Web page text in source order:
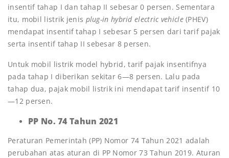
insentif tahap I dan tahap II sebesar 0 persen. Sementara
itu, mobil listrik jenis plug-in hybrid electric vehicle(PHEV)
mendapat insentif tahap I sebesar 5 persen dari tarif pajak
serta insentif tahap II sebesar 8 persen.
Untuk mobil listrik model hybrid, tarif pajak insentifnya
pada tahap I diberikan sekitar 6—8 persen. Lalu pada
tahap dua, pajak mobil listrik ini mendapat tarif insentif 10
—12 persen.
PP No. 74 Tahun 2021
Peraturan Pemerintah (PP) Nomor 74 Tahun 2021 adalah
perubahan atas aturan di PP Nomor 73 Tahun 2019. Aturan